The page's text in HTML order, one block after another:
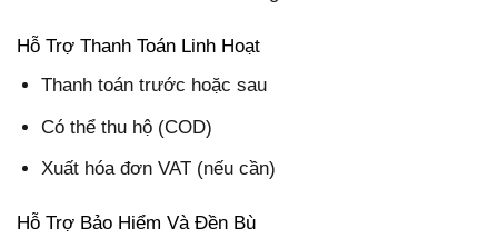
Hỗ Trợ Thanh Toán Linh Hoạt
Thanh toán trước hoặc sau
Có thể thu hộ (COD)
Xuất hóa đơn VAT (nếu cần)
Hỗ Trợ Bảo Hiểm Và Đền Bù